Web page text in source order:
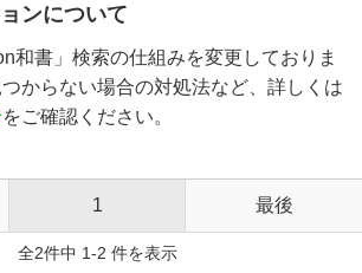
ンについて
和書」検索の仕組みを変更しておりま
からない場合の対処法など、詳しくは
をご確認ください。
1 最後
全2件中 1-2 件を表示